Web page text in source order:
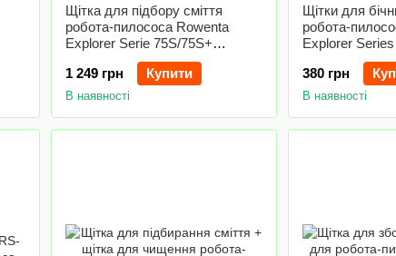
Щітка для підбору сміття
робота-пилососа Rowenta
Explorer Serie 75S/75S+
1 249 грн
Купити
В наявності
Щітки для
робота-
Explorer
380 грн
В наявності